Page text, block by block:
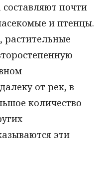
почти
и птенцы.
растительные
от рек, в
количество
эти